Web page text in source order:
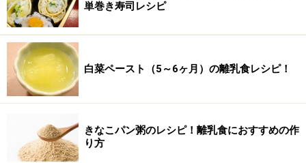
単巻き寿司レシピ
白菜ペースト（5～6ヶ月）の離乳食レシピ！
きなこパン粥のレシピ！離乳食におすすめの作
り方